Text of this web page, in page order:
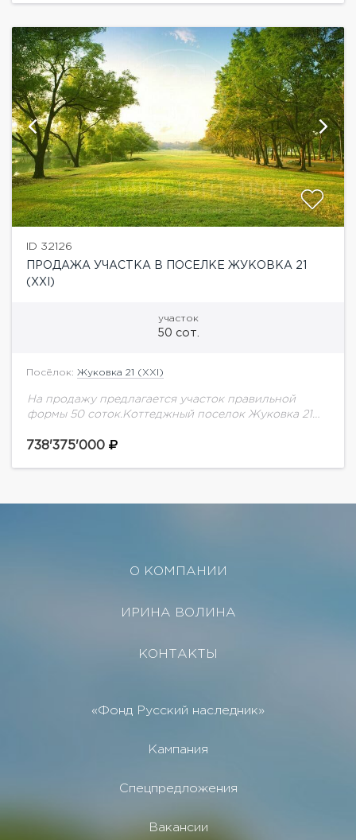
ID 32126
ПРОДАЖА УЧАСТКА В ПОСЕЛКЕ ЖУКОВКА 21
(XXI)
участок
50 сот.
Посёлок: Жуковка 21 (XXI)
На продажу предлагается участок правильной
формы 50 соток.Коттеджный поселок Жуковка 21
живописном и славящемся природными красотами
738'375'000
О КОМПАНИИ
ИРИНА ВОЛИНА
КОНТАКТЫ
«Фонд Русский наследник»
Кампания
Спецпредложения
Вакансии